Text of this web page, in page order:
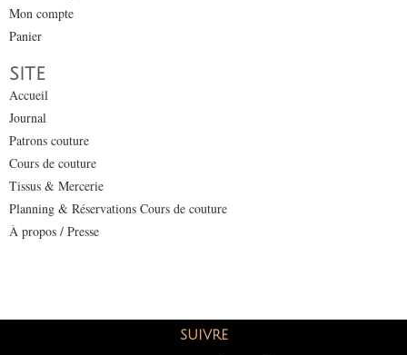
Mon compte
Panier
SITE
Accueil
Journal
Patrons couture
Cours de couture
Tissus & Mercerie
Planning & Réservations Cours de couture
À propos / Presse
SUIVRE